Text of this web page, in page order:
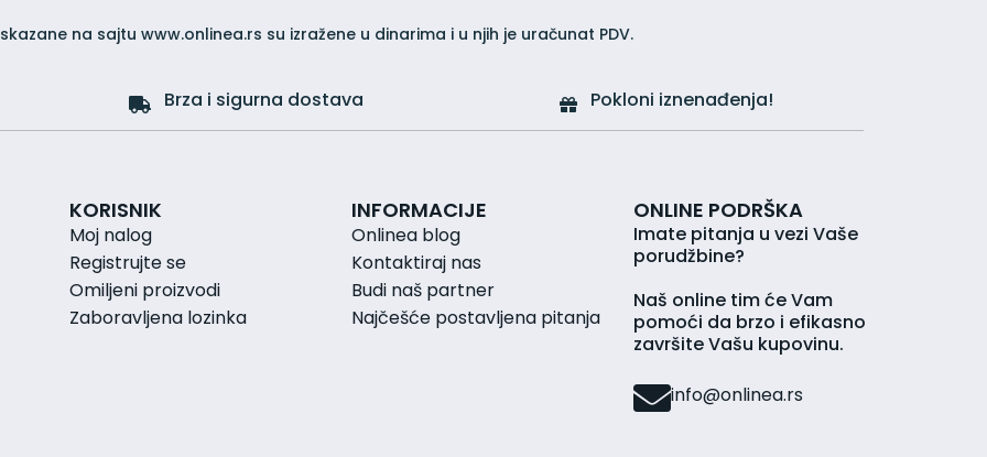
na sajtu www.onlinea.rs su izražene u dinarima i u njih je uračunat PDV.
Brza i sigurna dostava Pokloni iznenađenja!
KORISNIK
Moj nalog
Registrujte se
Omiljeni proizvodi
Zaboravljena lozinka
INFORMACIJE
Onlinea blog
Kontaktiraj nas
Budi naš partner
Najčešće postavljena pitanja
ONLINE PODRŠKA
Imate pitanja u vezi Vaše
porudžbine?
Naš online tim će Vam
pomoći da brzo i efikasno
završite Vašu kupovinu.
info@onlinea.rs